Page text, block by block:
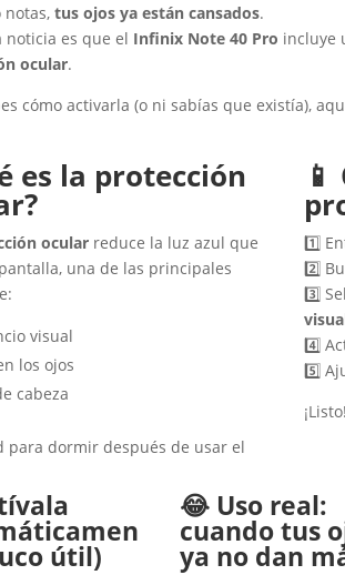
notas, tus ojos ya están cansados.
noticia es que el Infinix Note 40 Pro incluye
ocular.
cómo activarla (o ni sabías que existía),
es la protección
ocularreduce la luz azul que
una de las principales
visual
los ojos
cabeza
para dormir después de usar el
1️⃣
2️⃣
3️⃣
4️⃣
5️⃣
útil)
😂 Uso real:
cuando tus
ya no dan